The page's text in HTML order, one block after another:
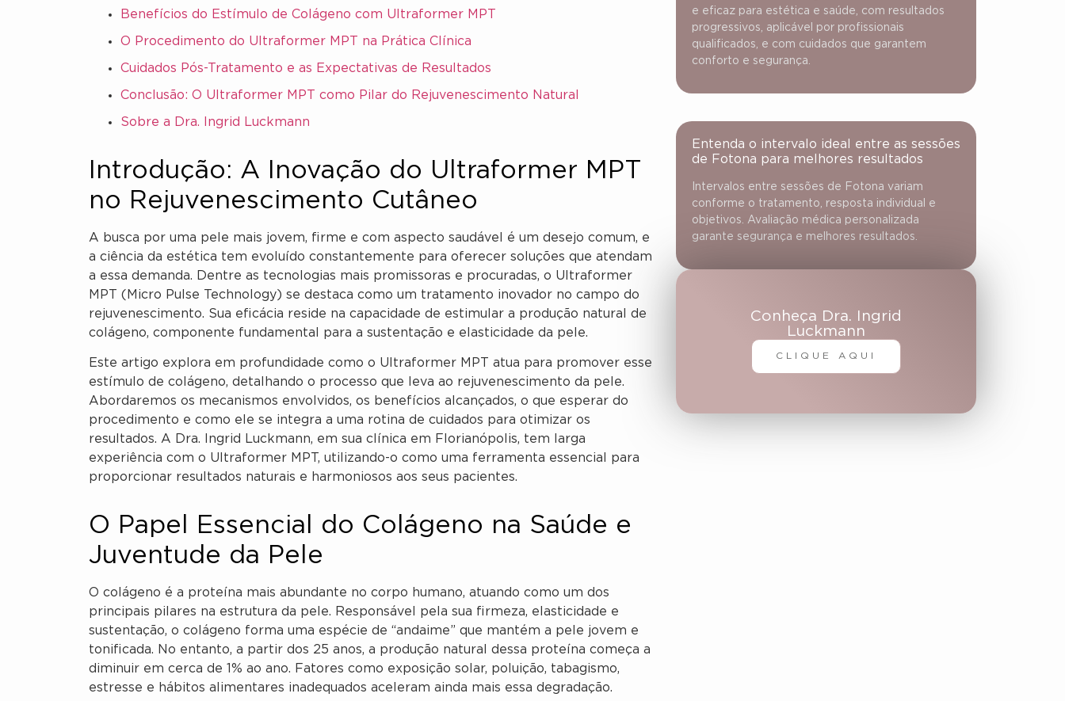
Benefícios do Estímulo de Colágeno com Ultraformer MPT
O Procedimento do Ultraformer MPT na Prática Clínica
Cuidados Pós-Tratamento e as Expectativas de Resultados
Conclusão: O Ultraformer MPT como Pilar do Rejuvenescimento Natural
Sobre a Dra. Ingrid Luckmann
Introdução: A Inovação do Ultraformer MPT
no Rejuvenescimento Cutâneo
A busca por uma pele mais jovem, firme e com aspecto saudável é um desejo comum, e
a ciência da estética tem evoluído constantemente para oferecer soluções que atendam
a essa demanda. Dentre as tecnologias mais promissoras e procuradas, o Ultraformer
MPT (Micro Pulse Technology) se destaca como um tratamento inovador no campo do
rejuvenescimento. Sua eficácia reside na capacidade de estimular a produção natural de
colágeno, componente fundamental para a sustentação e elasticidade da pele.
Este artigo explora em profundidade como o Ultraformer MPT atua para promover esse
estímulo de colágeno, detalhando o processo que leva ao rejuvenescimento da pele.
Abordaremos os mecanismos envolvidos, os benefícios alcançados, o que esperar do
procedimento e como ele se integra a uma rotina de cuidados para otimizar os
resultados. A Dra. Ingrid Luckmann, em sua clínica em Florianópolis, tem larga
experiência com o Ultraformer MPT, utilizando-o como uma ferramenta essencial para
proporcionar resultados naturais e harmoniosos aos seus pacientes.
O Papel Essencial do Colágeno na Saúde e
Juventude da Pele
O colágeno é a proteína mais abundante no corpo humano, atuando como um dos
principais pilares na estrutura da pele. Responsável pela sua firmeza, elasticidade e
sustentação, o colágeno forma uma espécie de “andaime” que mantém a pele jovem e
tonificada. No entanto, a partir dos 25 anos, a produção natural dessa proteína começa a
diminuir em cerca de 1% ao ano. Fatores como exposição solar, poluição, tabagismo,
estresse e hábitos alimentares inadequados aceleram ainda mais essa degradação.
e eficaz para estética e saúde, com resultados
progressivos, aplicável por profissionais
qualificados, e com cuidados que garantem
conforto e segurança.
Entenda o intervalo ideal entre as sessões
de Fotona para melhores resultados
Intervalos entre sessões de Fotona variam
conforme o tratamento, resposta individual e
objetivos. Avaliação médica personalizada
garante segurança e melhores resultados.
Conheça Dra. Ingrid
Luckmann
CLIQUE AQUI